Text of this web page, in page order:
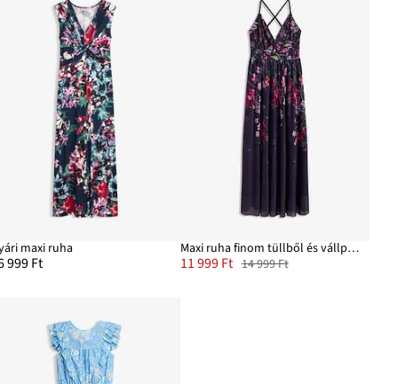
maxi ruha
999 Ft
Maxi ruha finom tüllből és vállpántokkal
11 999 Ft 14 999 Ft